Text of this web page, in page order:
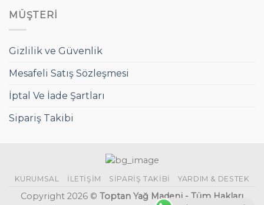
MÜŞTERI
Gizlilik ve Güvenlik
Mesafeli Satış Sözleşmesi
İptal Ve İade Şartları
Sipariş Takibi
KURUMSAL İLETIŞIM SIPARIŞ TAKIBI YARDIM & DESTEK
Copyright 2026 © Toptan Yağ Madeni - Tüm Hakları